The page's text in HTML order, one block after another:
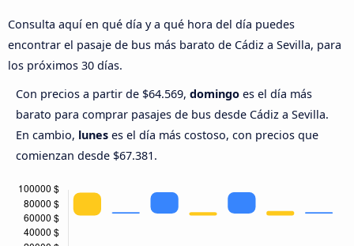
Consulta aquí en qué día y a qué hora del día puedes
encontrar el pasaje de bus más barato de Cádiz a Sevilla, para
los próximos 30 días.
Con precios a partir de $64.569, domingo es el día más
barato para comprar pasajes de bus desde Cádiz a Sevilla.
En cambio, lunes es el día más costoso, con precios que
comienzan desde $67.381.